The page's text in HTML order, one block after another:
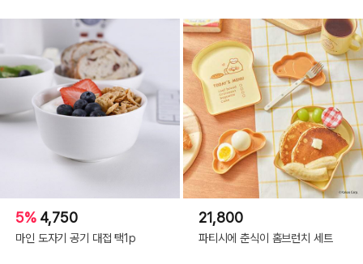
5% 4,750
마인 도자기 공기 대접 택1p
21,800
파티시에 춘식이 홈브런치 세트